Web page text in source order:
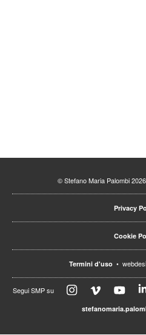
© Stefano Maria Palombi
Privacy
Cookie
Termini d'uso •
Segui SMP su